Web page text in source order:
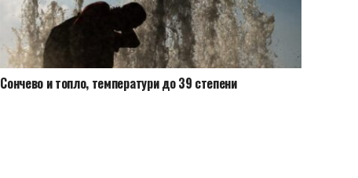
Сончево и топло, температури до 39 степени